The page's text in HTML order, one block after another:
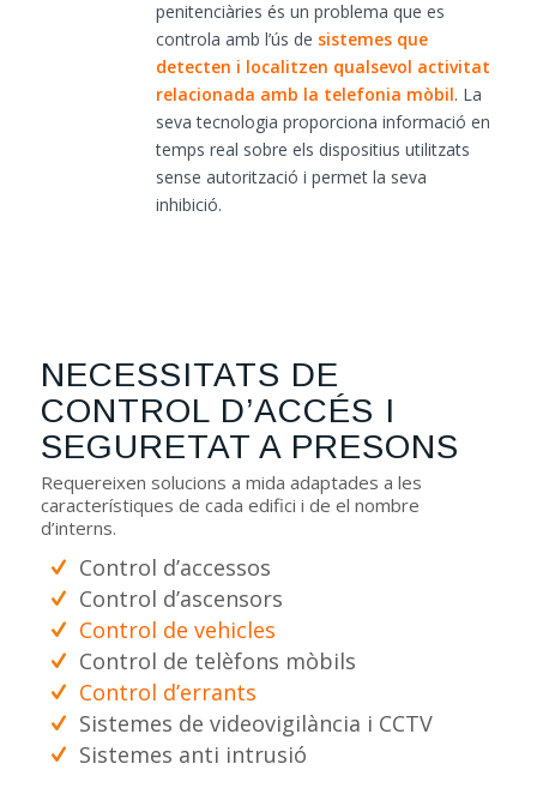
penitenciàries és un problema que es
controla amb l’ús de sistemes que
detecten i localitzen qualsevol activitat
relacionada amb la telefonia mòbil. La
seva tecnologia proporciona informació en
temps real sobre els dispositius utilitzats
sense autorització i permet la seva
inhibició.
NECESSITATS DE
CONTROL D’ACCÉS I
SEGURETAT A PRESONS
Requereixen solucions a mida adaptades a les
característiques de cada edifici i de el nombre
d’interns.
Control d’accessos
Control d’ascensors
Control de vehicles
Control de telèfons mòbils
Control d’errants
Sistemes de videovigilància i CCTV
Sistemes anti intrusió